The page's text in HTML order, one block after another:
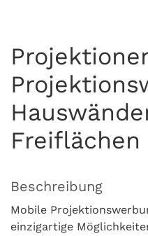
Freiflächen
Beschreibung
Mobile
einzigartige